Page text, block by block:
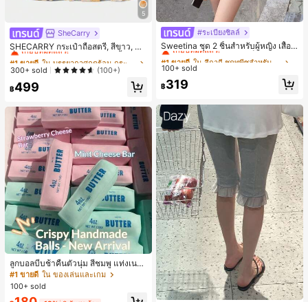
5
SheCarry
SHECARRY กระเป๋าถือสตรี, สีขาว, แฟ
ชั่น, สง่างาม, วันหยุด, งานปาร์ตี้
#1 ขายดี
เกือบหมดแล้ว!
#1 ขายดี
เกือบหมดแล้ว!
#1 ขายดี
เกือบหมดแล้ว!
#1 ขายดี
ใน บรรยากาศฤดูร้อน กระเป๋าหูหิ้วด้านบนผู้หญิง
เกือบหมดแล้ว!
300+ sold (100+)
฿499
ลูกบอลบีบช้าคืนตัวนุ่ม สีชมพู แท่งเนย
บีบคลายเครียด นุ่มยืดหยุ่น ของเล่นบีบ
4 ออนซ์ ของเล่นเกลือ เหมาะสำหรับขอ
งขวัญวันหยุด ของขวัญสนุกและน่ารัก
#1 ขายดี ใน ของเล่นและเกม
100+ sold
#ระเบียงชิลล์
Sweetina ชุด 2 ชิ้นสำหรับผู้หญิง เสื้อก
ล้ามเข้ารูปพิมพ์ลายจุดสีบล็อกหลังเปิด
และกางเกงขาสั้นเอวพับ
#1 ขายดี
เกือบหมดแล้ว!
#1 ขายดี
เกือบหมดแล้ว!
#1 ขายดี
เกือบหมดแล้ว!
#1 ขายดี
100+ sold
฿319